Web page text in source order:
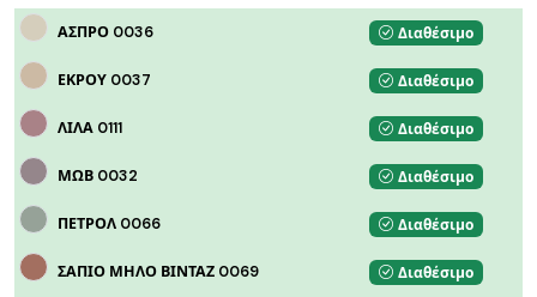
ΑΣΠΡΟ 0036 Διαθέσιμο
ΕΚΡΟΥ 0037 Διαθέσιμο
ΛΙΛΑ 0111 Διαθέσιμο
ΜΩΒ 0032 Διαθέσιμο
ΠΕΤΡΟΛ 0066 Διαθέσιμο
ΣΑΠΙΟ ΜΗΛΟ ΒΙΝΤΑΖ 0069 Διαθέσιμο